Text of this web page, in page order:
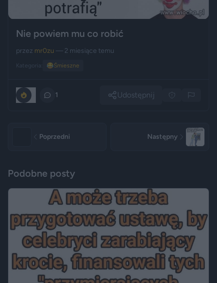
Nie powiem mu co robić
przez mr0zu — 2 miesiące temu
Kategoria: 😂Śmieszne
1 Udostępnij
Poprzedni Następny
Podobne posty